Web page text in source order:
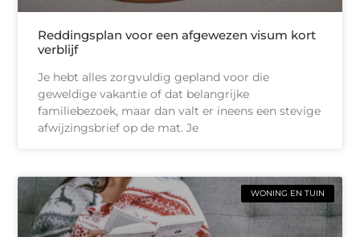
Reddingsplan voor een afgewezen visum kort
verblijf
Je hebt alles zorgvuldig gepland voor die
geweldige vakantie of dat belangrijke
familiebezoek, maar dan valt er ineens een stevige
afwijzingsbrief op de mat. Je
WONING EN TUIN